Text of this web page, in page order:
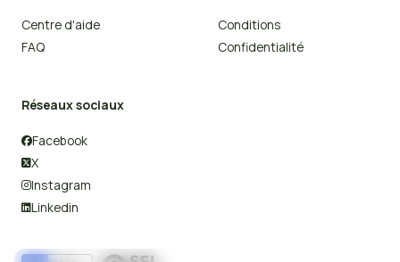
Centre d'aide
FAQ
Conditions
Confidentialité
Réseaux sociaux
Facebook
X
Instagram
Linkedin